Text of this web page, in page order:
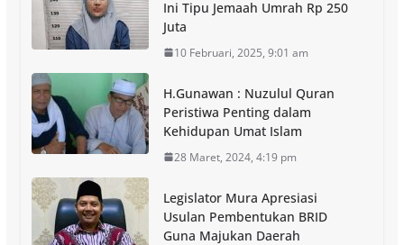
Ini Tipu Jemaah Umrah Rp 250
Juta
10 Februari, 2025, 9:01 am
H.Gunawan : Nuzulul Quran
Peristiwa Penting dalam
Kehidupan Umat Islam
28 Maret, 2024, 4:19 pm
Legislator Mura Apresiasi
Usulan Pembentukan BRID
Guna Majukan Daerah